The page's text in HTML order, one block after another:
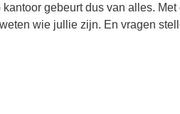
gebeurt dus van alles.
wie jullie zijn. En vragen